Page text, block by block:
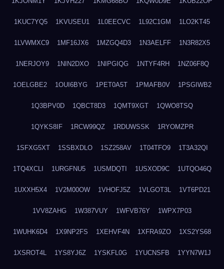
1KUC7YQ5 1KVUSEU1 1L0EECVC 1L92C1GM 1LO2KT45
1LVWMXC9 1MF16JX6 1MZGQ4D3 1N3AELFF 1N3R82X5
1NERJOY9 1NIN2DXO 1NIPGIQG 1NTYF4RH 1NZ06F8Q
1OELGBE2 1OUI6BYG 1PET0A5T 1PMAFB0V 1PSGIWB2
1Q3BPV0D 1QBCT8D3 1QMT9XGT 1QWO8TSQ
1QYKS8IF 1RCW99QZ 1RDUWSSK 1RYOMZPR
1SFXG5XT 1SSBXDLO 1SZ258AV 1T04TFO9 1T3A32QI
1TQ4XCLI 1URGFNU5 1USMDQTI 1USXOD9C 1UTQO46Q
1UXXH5X4 1V2M00OW 1VHOFJ5Z 1VLGOT3L 1VT6PD21
1VV8ZAHG 1W387VUY 1WFVB76Y 1WPX7P03
1WUHK6D4 1X9NP2FS 1XEHVF4N 1XFRA9ZO 1XS2YS68
1XSROT4L 1YS8YJ6Z 1YSKFL0G 1YUCNSFB 1YYN7W1J